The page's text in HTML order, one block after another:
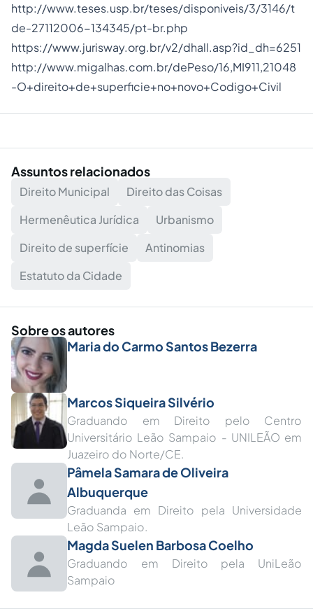
http://www.teses.usp.br/teses/disponiveis/3/3146/t
de-27112006-134345/pt-br.php
https://www.jurisway.org.br/v2/dhall.asp?id_dh=6251
http://www.migalhas.com.br/dePeso/16,MI911,21048
-O+direito+de+superficie+no+novo+Codigo+Civil
Assuntos relacionados
Direito Municipal
Direito das Coisas
Hermenêutica Jurídica
Urbanismo
Direito de superfície
Antinomias
Estatuto da Cidade
Sobre os autores
Maria do Carmo Santos Bezerra
Marcos Siqueira Silvério
Graduando em Direito pelo Centro
Universitário Leão Sampaio - UNILEÃO em
Juazeiro do Norte/CE.
Pâmela Samara de Oliveira
Albuquerque
Graduanda em Direito pela Universidade
Leão Sampaio.
Magda Suelen Barbosa Coelho
Graduando em Direito pela UniLeão
Sampaio